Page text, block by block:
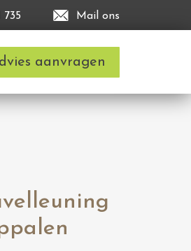
735 Mail ons
aanvragen